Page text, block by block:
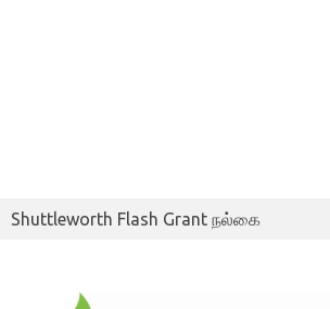
Shuttleworth Flash Grant நல்கை